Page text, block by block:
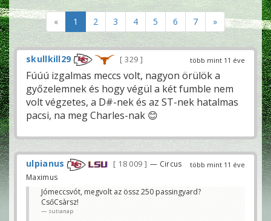
« 1 2 3 4 5 6 7 »
több mint 11 éve
skullkill29 329
Fúúú izgalmas meccs volt, nagyon örülök a
győzelemnek és hogy végül a két fumble nem
volt végzetes, a D#-nek és az ST-nek hatalmas
pacsi, na meg Charles-nak 😊
több mint 11 éve
ulpianus 18 009
— Circus
Maximus
Jómeccsvót, megvolt az össz 250 passingyard?
CsőCsàrsz!
sutianap